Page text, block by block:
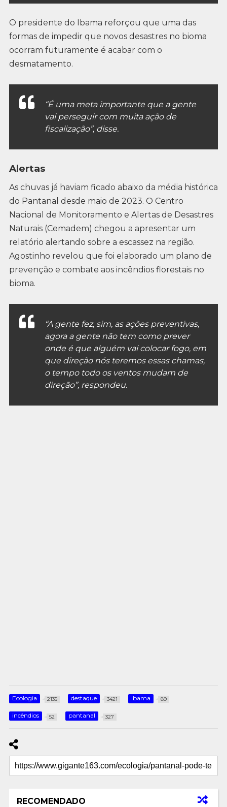
O presidente do Ibama reforçou que uma das
formas de impedir que novos desastres no bioma
ocorram futuramente é acabar com o
desmatamento.
“É uma meta importante que a gente
vai perseguir com muita ação de
fiscalização”, disse.
Alertas
As chuvas já haviam ficado abaixo da média histórica
do Pantanal desde maio de 2023. O Centro
Nacional de Monitoramento e Alertas de Desastres
Naturais (Cemadem) chegou a apresentar um
relatório alertando sobre a escassez na região.
Agostinho revelou que foi elaborado um plano de
prevenção e combate aos incêndios florestais no
bioma.
“A gente fez, sim, as ações preventivas,
agora a gente não tem como prever
onde é que alguém vai colocar fogo, em
que direção nós teremos essas chamas,
o tempo todo os ventos mudam de
direção”, respondeu.
Ecologia 2135 destaque 3421 Ibama 89
incêndios 52 pantanal 327
RECOMENDADO